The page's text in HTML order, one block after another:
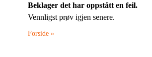
Beklager det har oppstått en feil.
Vennligst prøv igjen senere.
Forside »